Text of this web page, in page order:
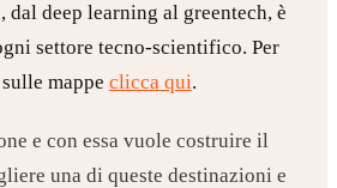
deep learning al greentech, è
settore tecno-scientifico. Per
mappe clicca qui.
e con essa vuole costruire il
una di queste destinazioni e